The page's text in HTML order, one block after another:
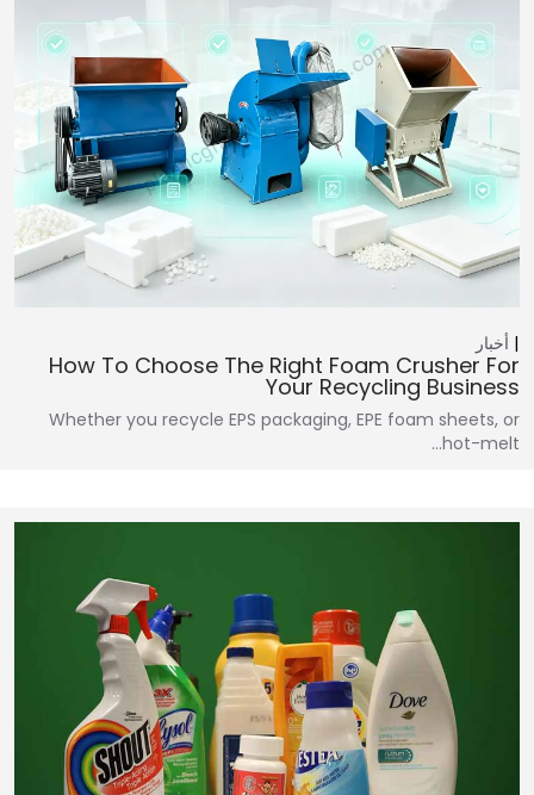
أخبار
How To Choose The Right Foam Crusher For
Your Recycling Business
Whether you recycle EPS packaging, EPE foam sheets, or
hot-melt…